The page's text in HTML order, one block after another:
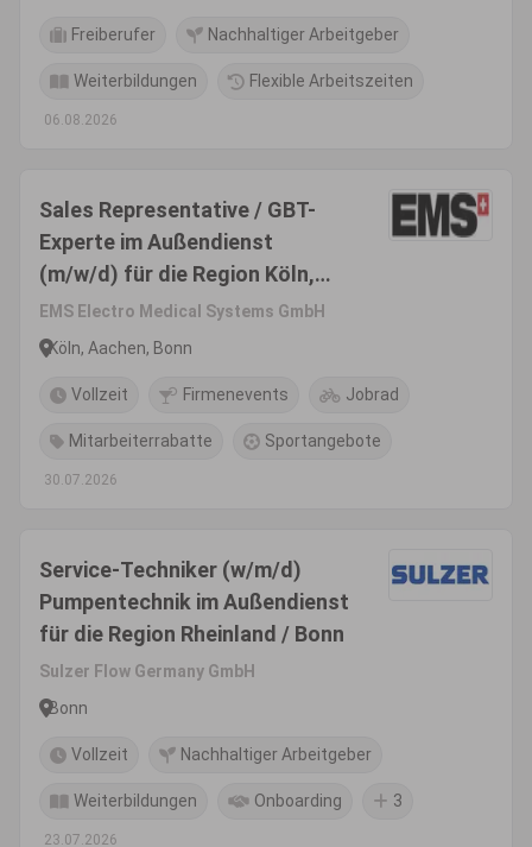
Freiberufer Nachhaltiger Arbeitgeber
Weiterbildungen Flexible Arbeitszeiten
06.08.2026
Sales Representative / GBT-
Experte im Außendienst
(m/w/d) für die Region Köln,
Bonn, Aachen -
Produktsegment Dental
EMS Electro Medical Systems GmbH
Köln, Aachen, Bonn
Vollzeit Firmenevents Jobrad
Mitarbeiterrabatte Sportangebote
30.07.2026
Service-Techniker (w/m/d)
Pumpentechnik im Außendienst
für die Region Rheinland / Bonn
Sulzer Flow Germany GmbH
Bonn
Vollzeit Nachhaltiger Arbeitgeber
Weiterbildungen Onboarding 3
23.07.2026